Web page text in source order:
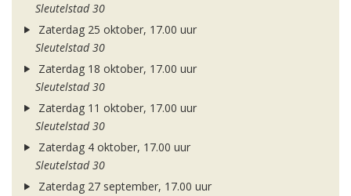
Sleutelstad 30
Zaterdag 25 oktober, 17.00 uur
Sleutelstad 30
Zaterdag 18 oktober, 17.00 uur
Sleutelstad 30
Zaterdag 11 oktober, 17.00 uur
Sleutelstad 30
Zaterdag 4 oktober, 17.00 uur
Sleutelstad 30
Zaterdag 27 september, 17.00 uur